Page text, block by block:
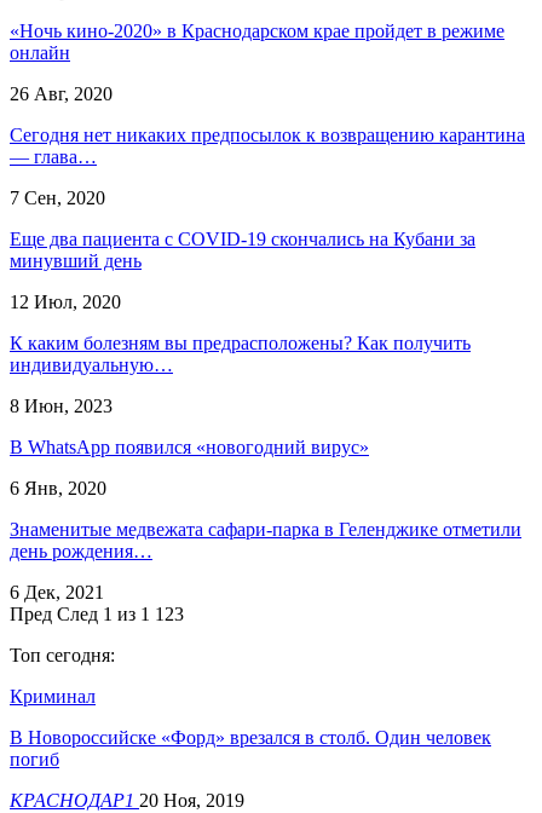
«Ночь кино-2020» в Краснодарском крае пройдет в режиме
онлайн
26 Авг, 2020
Сегодня нет никаких предпосылок к возвращению карантина
— глава…
7 Сен, 2020
Еще два пациента с COVID-19 скончались на Кубани за
минувший день
12 Июл, 2020
К каким болезням вы предрасположены? Как получить
индивидуальную…
8 Июн, 2023
В WhatsApp появился «новогодний вирус»
6 Янв, 2020
Знаменитые медвежата сафари-парка в Геленджике отметили
день рождения…
6 Дек, 2021
Пред След 1 из 1 123
Топ сегодня:
Криминал
В Новороссийске «Форд» врезался в столб. Один человек
погиб
КРАСНОДАР1 20 Ноя, 2019